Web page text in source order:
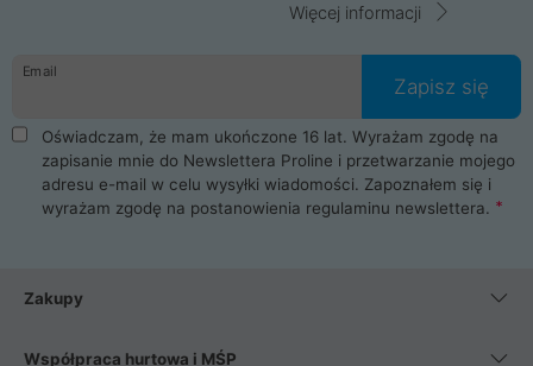
Więcej informacji
Email
Zapisz się
Oświadczam, że mam ukończone 16 lat. Wyrażam zgodę na
zapisanie mnie do Newslettera Proline i przetwarzanie mojego
adresu e-mail w celu wysyłki wiadomości. Zapoznałem się i
wyrażam zgodę na postanowienia regulaminu newslettera.
Zakupy
Współpraca hurtowa i MŚP